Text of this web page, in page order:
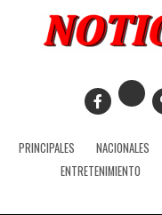
PRINCIPALES NACIONALES
ENTRETENIMIENTO